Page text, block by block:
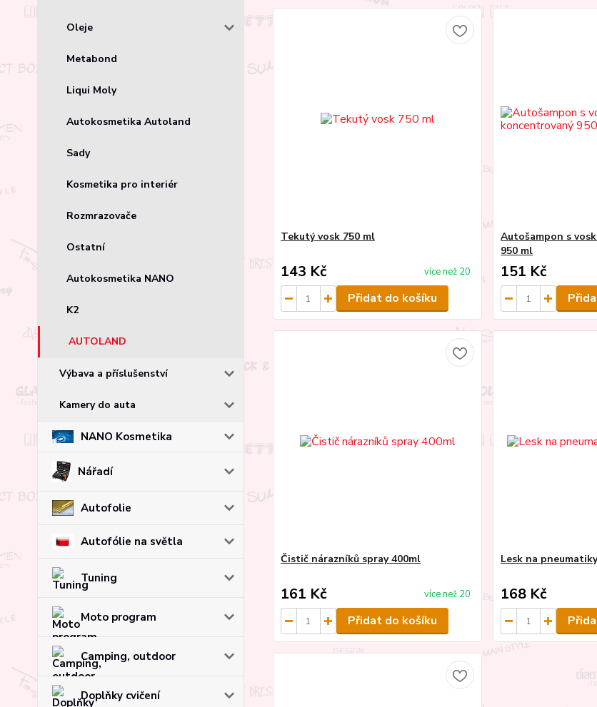
Oleje
Metabond
Liqui Moly
Autokosmetika Autoland
Sady
Kosmetika pro interiér
Rozmrazovače
Ostatní
Autokosmetika NANO
K2
AUTOLAND
Výbava a příslušenství
Kamery do auta
NANO Kosmetika
Nářadí
Autofolie
Autofólie na světla
Tuning
Moto program
Camping, outdoor
Doplňky cvičení
Tekutý vosk 750 ml
143 Kč více než 20
Přidat do košíku
Autošampon s
950 ml
151 Kč
Čistič nárazníků spray 400ml
161 Kč více než 20
Přidat do košíku
Lesk na
168 Kč